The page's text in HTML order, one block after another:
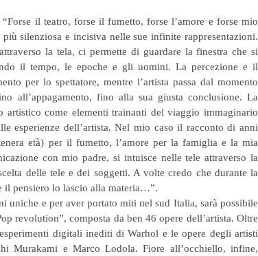
il teatro, forse il fumetto, forse l’amore e forse mio
silenziosa e incisiva nelle sue infinite rappresentazioni.
la tela, ci permette di guardare la finestra che si
il tempo, le epoche e gli uomini. La percezione e il
per lo spettatore, mentre l’artista passa dal momento
all’appagamento, fino alla sua giusta conclusione. La
artistico come elementi trainanti del viaggio immaginario
esperienze dell’artista. Nel mio caso il racconto di anni
età) per il fumetto, l’amore per la famiglia e la mia
con mio padre, si intuisce nelle tele attraverso la
delle tele e dei soggetti. A volte credo che durante la
il pensiero lo lascio alla materia…”.
uniche e per aver portato miti nel sud Italia, sarà possibile
revolution”, composta da ben 46 opere dell’artista. Oltre
digitali inediti di Warhol e le opere degli artisti
Murakami e Marco Lodola. Fiore all’occhiello, infine,